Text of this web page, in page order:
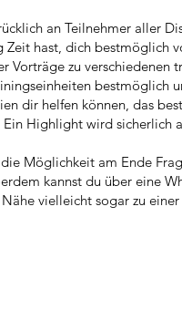
an Teilnehmer aller
hast, dich bestmöglich
zu verschiedenen
bestmöglich
dir helfen können, das
Highlight wird sicherlich
Möglichkeit am Ende
kannst du über eine
vielleicht sogar zu